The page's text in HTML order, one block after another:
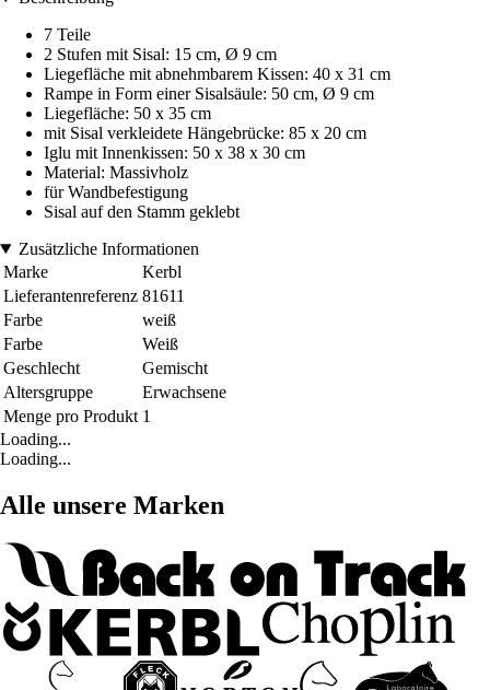
7 Teile
2 Stufen mit Sisal: 15 cm, Ø 9 cm
Liegefläche mit abnehmbarem Kissen: 40 x 31 cm
Rampe in Form einer Sisalsäule: 50 cm, Ø 9 cm
Liegefläche: 50 x 35 cm
mit Sisal verkleidete Hängebrücke: 85 x 20 cm
Iglu mit Innenkissen: 50 x 38 x 30 cm
Material: Massivholz
für Wandbefestigung
Sisal auf den Stamm geklebt
Zusätzliche Informationen
Marke
Kerbl
Lieferantenreferenz 81611
Farbe
weiß
Farbe
Weiß
Geschlecht
Gemischt
Altersgruppe
Erwachsene
Menge pro Produkt 1
Loading...
Loading...
Alle unsere Marken